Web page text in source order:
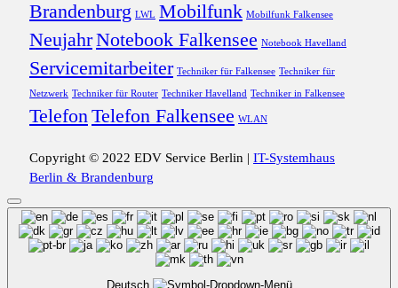
Brandenburg LWL Mobilfunk Mobilfunk Falkensee
NeujahrNotebook Falkensee Notebook Havelland
Servicemitarbeiter Techniker für Falkensee Techniker für
Netzwerk Techniker für Router Techniker Havelland Techniker in Falkensee
TelefonTelefon Falkensee WLAN
Copyright © 2022 EDV Service Berlin | IT-Systemhaus
Berlin & Brandenburg
Deutsch